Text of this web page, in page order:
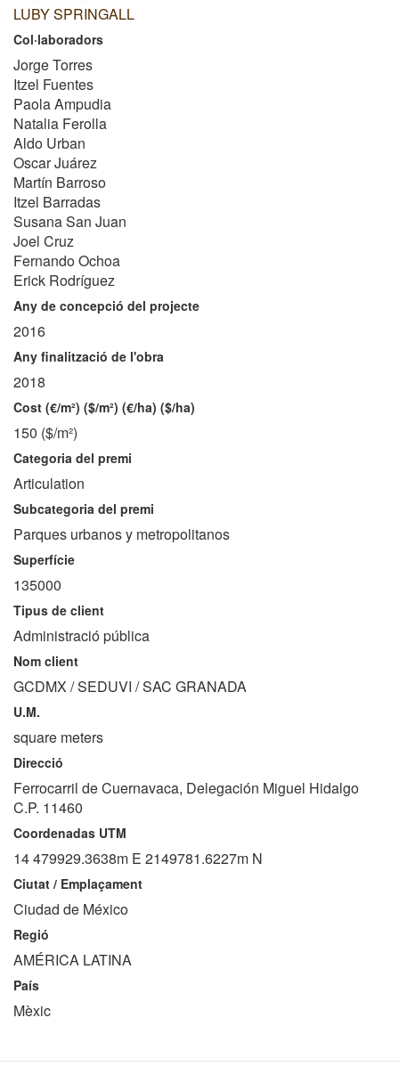
LUBY SPRINGALL
Col·laboradors
Jorge Torres
Itzel Fuentes
Paola Ampudia
Natalia Ferolla
Aldo Urban
Oscar Juárez
Martín Barroso
Itzel Barradas
Susana San Juan
Joel Cruz
Fernando Ochoa
Erick Rodríguez
Any de concepció del projecte
2016
Any finalització de l'obra
2018
Cost (€/m²) ($/m²) (€/ha) ($/ha)
150 ($/m²)
Categoria del premi
Articulation
Subcategoria del premi
Parques urbanos y metropolitanos
Superfície
135000
Tipus de client
Administració pública
Nom client
GCDMX / SEDUVI / SAC GRANADA
U.M.
square meters
Direcció
Ferrocarril de Cuernavaca, Delegación Miguel Hidalgo
C.P. 11460
Coordenadas UTM
14 479929.3638m E 2149781.6227m N
Ciutat / Emplaçament
Ciudad de México
Regió
AMÉRICA LATINA
País
Mèxic